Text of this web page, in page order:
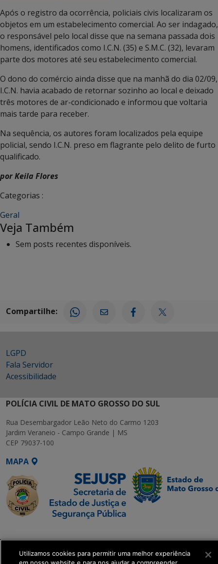
Após o registro da ocorrência, policiais civis localizaram os
objetos em um estabelecimento comercial. Ao ser indagado,
o responsável pelo local disse que na semana passada dois
homens, identificados como I.C.N. (35) e S.M.C. (32), levaram
parte dos motores até seu estabelecimento comercial.
O dono do comércio ainda disse que na manhã do dia 02/09,
I.C.N. havia acabado de retornar sozinho ao local e deixado
três motores de ar-condicionado e informou que voltaria
mais tarde para receber.
Na sequência, os autores foram localizados pela equipe
policial, sendo I.C.N. preso em flagrante pelo delito de furto
qualificado.
por Keila Flores
Categorias :
Geral
Veja Também
Sem posts recentes disponíveis.
Compartilhe:
LGPD
Fala Servidor
Acessibilidade
POLÍCIA CIVIL DE MATO GROSSO DO SUL
Rua Desembargador Leão Neto do Carmo 1203
Jardim Veraneio - Campo Grande | MS
CEP 79037-100
MAPA
Executiva de
Transformação Digital
Utilizamos cookies para permitir uma melhor experiência